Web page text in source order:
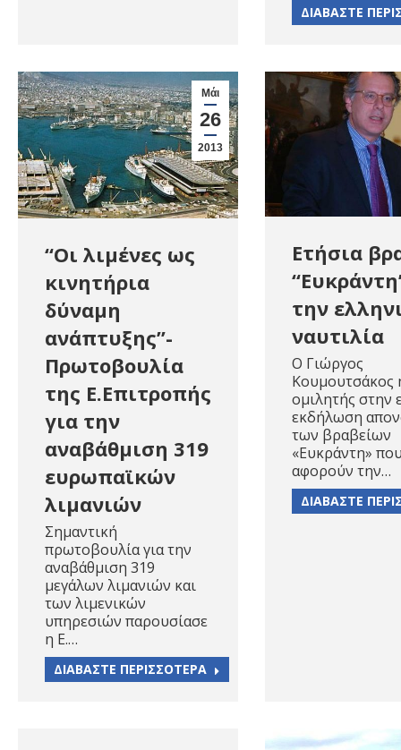
ΔΙΑΒΑΣΤΕ
Μάι
26
2013
“Οι λιμένες ως
κινητήρια
δύναμη
ανάπτυξης”-
Πρωτοβουλία
της Ε.Επιτροπής
για την
αναβάθμιση 319
ευρωπαϊκών
λιμανιών
Σημαντική
πρωτοβουλία για την
αναβάθμιση 319
μεγάλων λιμανιών και
των λιμενικών
υπηρεσιών παρουσίασε
η Ε.…
ΔΙΑΒΑΣΤΕ ΠΕΡΙΣΣΟΤΕΡΑ
Ετήσια
την
ναυτιλία
Ο Γιώργος
Κουμουτσάκος
ομιλητής στην
εκδήλωση
των βραβείων
«Ευκράντη»
αφορούν την…
ΔΙΑΒΑΣΤΕ